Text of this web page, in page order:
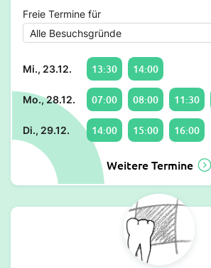
Freie Termine für
Mi., 23.12. 13:30 14:00
Mo., 28.12. 07:00 08:00 11:30
Di., 29.12. 14:00 15:00 16:00
Weitere Termine